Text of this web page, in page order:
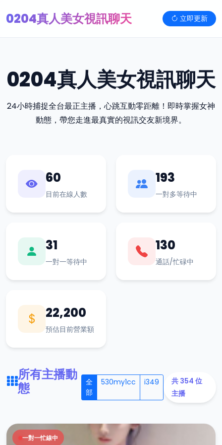
0204真人美女視訊聊天 立即更新
0204真人美女視訊聊天
24小時捕捉全台最正主播，心跳互動零距離！即時掌握女神
動態，帶您走進最真實的視訊交友新境界。
60
目前在線人數
193
一對多等待中
31
一對一等待中
130
通話/忙碌中
22,200
預估目前營業額
所有主播動
態
全
部
530my1cc i349
共 354 位
主播
一對一忙線中